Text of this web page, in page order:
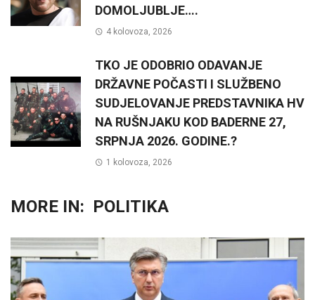
DOMOLJUBLJE….
4 kolovoza, 2026
TKO JE ODOBRIO ODAVANJE
DRŽAVNE POČASTI I SLUŽBENO
SUDJELOVANJE PREDSTAVNIKA HV
NA RUŠNJAKU KOD BADERNE 27,
SRPNJA 2026. GODINE.?
1 kolovoza, 2026
MORE IN: POLITIKA